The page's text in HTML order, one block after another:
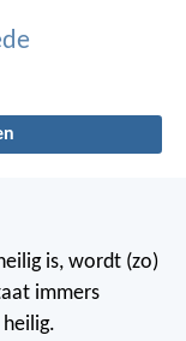
is, wordt (zo)
immers